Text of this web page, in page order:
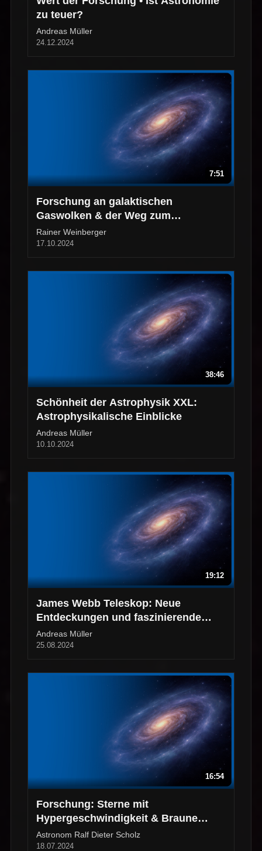
zu teuer?
Andreas Müller
24.12.2024
7:51
Forschung an galaktischen
Gaswolken & der Weg zum
Astrophysiker
Rainer Weinberger
17.10.2024
38:46
Schönheit der Astrophysik XXL:
Astrophysikalische Einblicke
Andreas Müller
10.10.2024
19:12
James Webb Teleskop: Neue
Entdeckungen und faszinierende
Bilder
Andreas Müller
25.08.2024
16:54
Forschung: Sterne mit
Hypergeschwindigkeit & Braune
Zwerge
Astronom Ralf Dieter Scholz
18.07.2024